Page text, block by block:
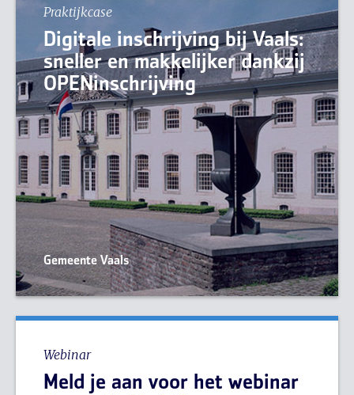
Praktijkcase
Digitale inschrijving bij Vaals:
sneller en makkelijker dankzij
OPENinschrijving
Gemeente Vaals
Webinar
Meld je aan voor het webinar